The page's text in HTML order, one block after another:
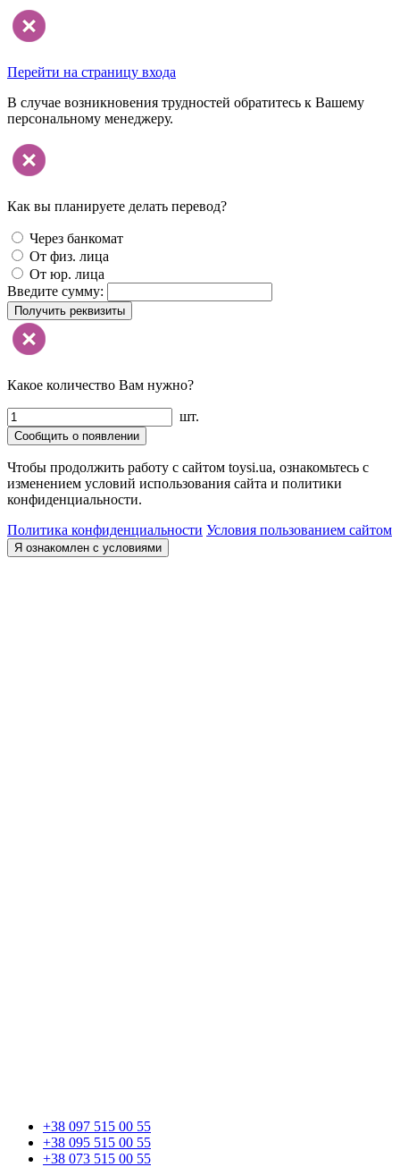
Перейти на страницу входа
В случае возникновения трудностей обратитесь к Вашему
персональному менеджеру.
Как вы планируете делать перевод?
Через банкомат
От физ. лица
От юр. лица
Введите сумму:
Получить реквизиты
Какое количество Вам нужно?
шт.
Сообщить о появлении
Чтобы продолжить работу с сайтом toysi.ua, ознакомьтесь с
изменением условий использования сайта и политики
конфиденциальности.
Политика конфиденциальности Условия пользованием сайтом
Я ознакомлен с условиями
+38 097 515 00 55
+38 095 515 00 55
+38 073 515 00 55